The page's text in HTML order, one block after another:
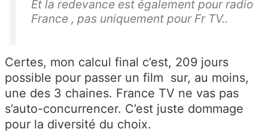
Et la redevance est également pour radio
France , pas uniquement pour Fr TV..
Certes, mon calcul final c’est, 209 jours
possible pour passer un film sur, au moins,
une des 3 chaines. France TV ne vas pas
s’auto-concurrencer. C’est juste dommage
pour la diversité du choix.